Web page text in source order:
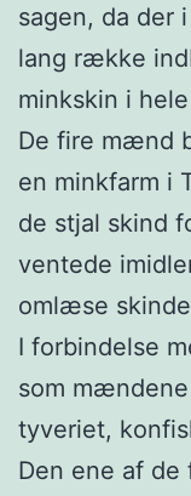
sagen, da
lang række
minkskin i
De fire mænd
en minkfarm i
de stjal skind
ventede
omlæse
I forbindelse
som
tyveriet,
Den ene af